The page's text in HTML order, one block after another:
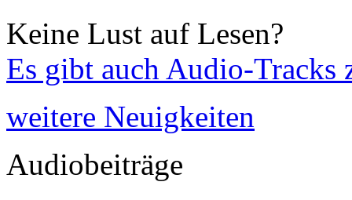
Keine Lust auf Lesen?
Es gibt auch Audio-Tracks
weitere Neuigkeiten
Audiobeiträge